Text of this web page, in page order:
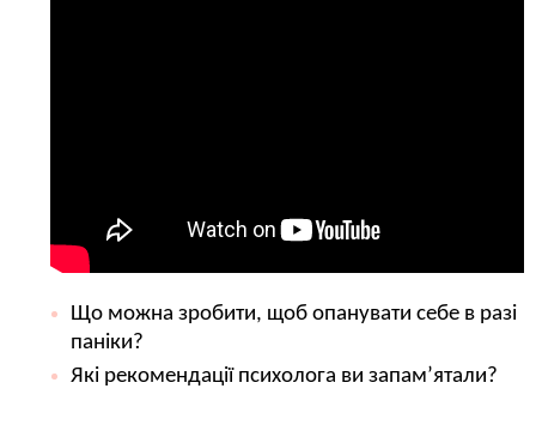
Що можна зробити, щоб опанувати себе в разі
паніки?
Які рекомендації психолога ви запам’ятали?